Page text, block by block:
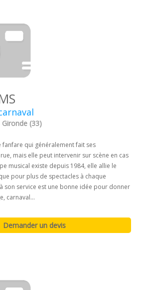
(33)
fanfare qui généralement fait ses
mais elle peut intervenir sur scène en cas
musical existe depuis 1984, elle allie le
pour plus de spectacles à chaque
son service est une bonne idée pour donner
carnaval...